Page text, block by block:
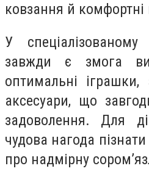
ковзання й комфортні
У
завжди є змога
оптимальні
аксесуари, що
задоволення. Для
чудова нагода
про надмірну